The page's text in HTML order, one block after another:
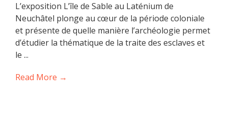
L’exposition L’île de Sable au Laténium de
Neuchâtel plonge au cœur de la période coloniale
et présente de quelle manière l’archéologie permet
d’étudier la thématique de la traite des esclaves et
le ...
Read More →